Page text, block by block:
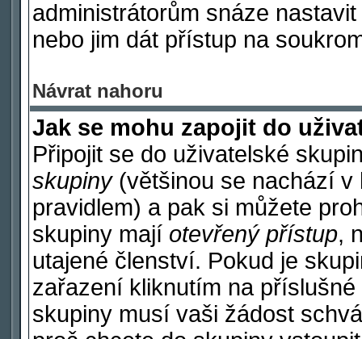
administrátorům snáze
nebo jim dát přístup na
Návrat nahoru
Jak se mohu zapojit do
Připojit se do uživatelské
skupiny(většinou se nachází v
pravidlem) a pak si můžete
skupiny mají otevřený přístup,
utajené členství. Pokud je
zařazení kliknutím na
skupiny musí vaši žádost